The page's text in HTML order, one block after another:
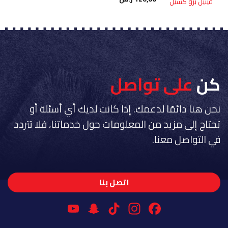
الأصلي
كنعلى تواصل
نحن هنا دائمًا لدعمك. إذا كانت لديك أي أسئلة أو
تحتاج إلى مزيد من المعلومات حول خدماتنا، فلا تتردد
في التواصل معنا.
اتصل بنا
Facebook
Instagram
TikTok
Snapchat